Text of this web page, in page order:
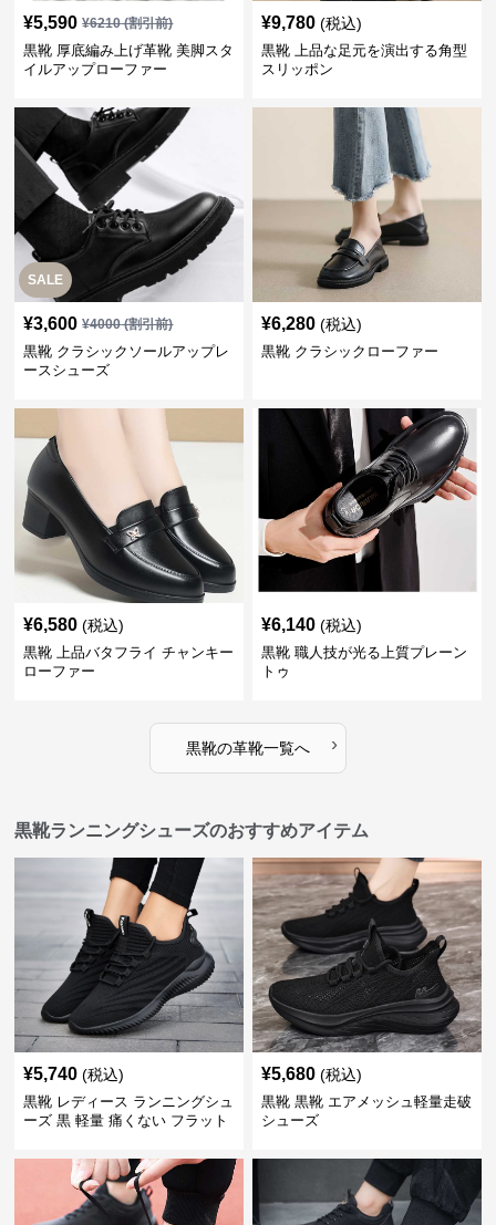
¥5,590 ¥6210(割引前)
黒靴 厚底編み上げ革靴 美脚スタ
イルアップローファー
¥9,780 (税込)
黒靴 上品な足元を演出する角型
スリッポン
SALE
¥3,600 ¥4000(割引前)
黒靴 クラシックソールアップレ
ースシューズ
¥6,280 (税込)
黒靴 クラシックローファー
¥6,580 (税込)
黒靴 上品バタフライ チャンキー
ローファー
¥6,140 (税込)
黒靴 職人技が光る上質プレーン
トゥ
黒靴の革靴一覧へ ›
黒靴ランニングシューズのおすすめアイテム
¥5,740 (税込)
黒靴 レディース ランニングシュ
ーズ 黒 軽量 痛くない フラット
¥5,680 (税込)
黒靴 黒靴 エアメッシュ軽量走破
シューズ